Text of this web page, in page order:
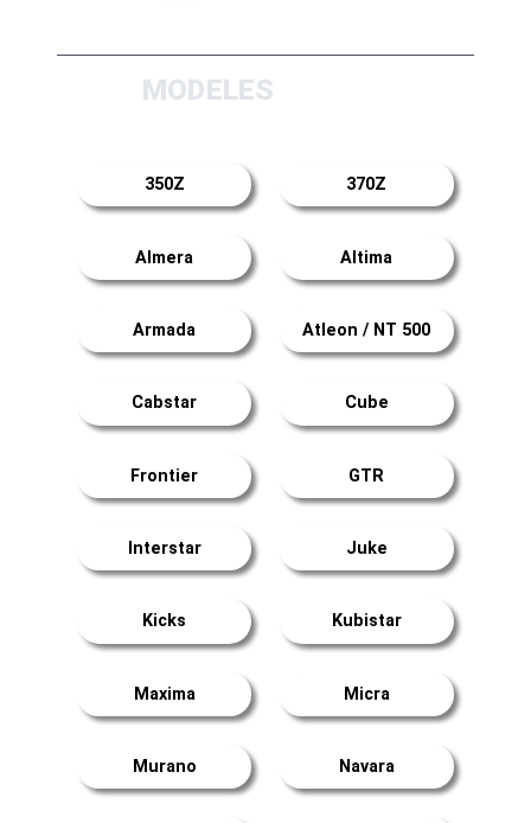
MODELES
350Z 370Z
Almera Altima
Armada Atleon / NT 500
Cabstar Cube
Frontier GTR
Interstar Juke
Kicks Kubistar
Maxima Micra
Murano Navara